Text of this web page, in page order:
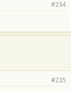
#234
#235